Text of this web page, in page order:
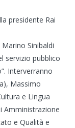
presidente Rai
Sinibaldi
servizio pubblico
Interverranno
Massimo
e Lingua
Amministrazione
e Qualità e